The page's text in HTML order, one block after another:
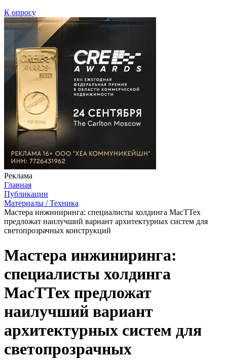
К опросу
Реклама
Главная
Публикации
Материалы / Техника
Мастера инжиниринга: специалисты холдинга МасТТех
предложат наилучший вариант архитектурных систем для
светопрозрачных конструкций
Мастера инжиниринга:
специалисты холдинга
МасТТех предложат
наилучший вариант
архитектурных систем для
светопрозрачных